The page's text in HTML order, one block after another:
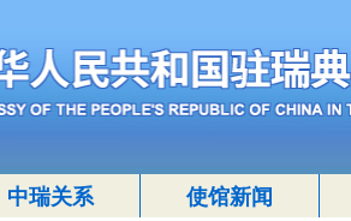
中瑞关系 使馆新闻